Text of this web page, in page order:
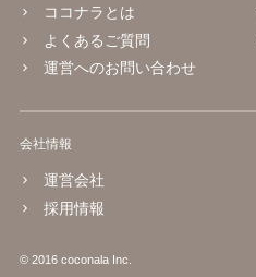
ココナラとは
よくあるご質問
運営へのお問い合わせ
会社情報
運営会社
採用情報
© 2016 coconala Inc.